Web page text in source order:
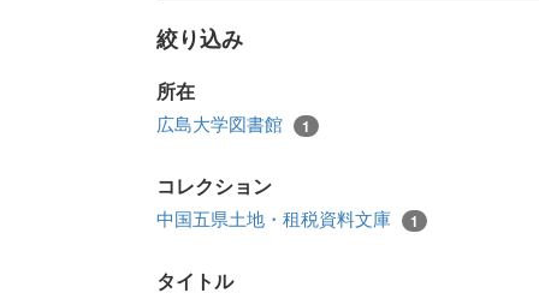
絞り込み
所在
広島大学図書館 1
コレクション
中国五県土地・租税資料文庫 1
タイトル